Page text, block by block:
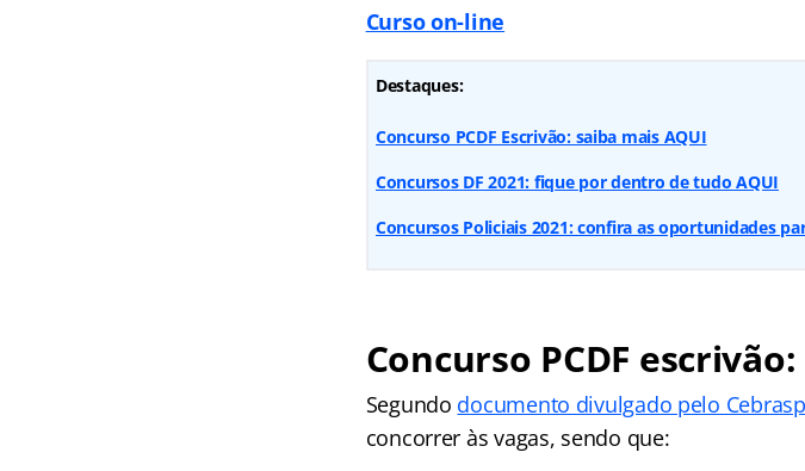
Curso on-line
Destaques:
Concurso PCDF Escrivão: saiba mais AQUI
Concursos DF 2021: fique por dentro de tudo AQUI
Concursos Policiais 2021: confira as oportunidades
Concurso PCDF
Segundo documento divulgado pelo
concorrer às vagas, sendo que: